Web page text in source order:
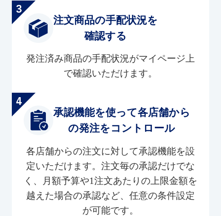
注文商品の手配状況を
確認する
発注済み商品の手配状況がマイページ上
で確認いただけます。
承認機能を使って各店舗から
の発注をコントロール
各店舗からの注文に対して承認機能を設
定いただけます。注文毎の承認だけでな
く、月額予算や1注文あたりの上限金額を
越えた場合の承認など、任意の条件設定
が可能です。